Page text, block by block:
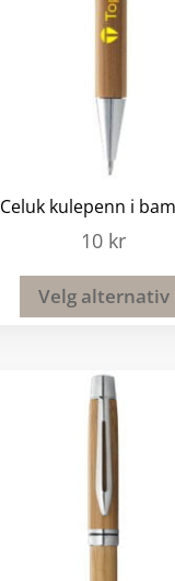
Celuk kulepenn i
10 kr
Velg alternativ